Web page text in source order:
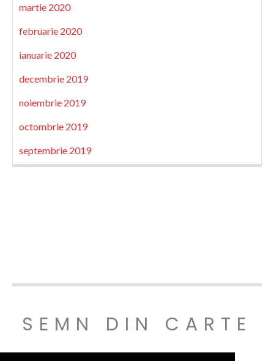
martie 2020
februarie 2020
ianuarie 2020
decembrie 2019
noiembrie 2019
octombrie 2019
septembrie 2019
SEMN DIN CARTE